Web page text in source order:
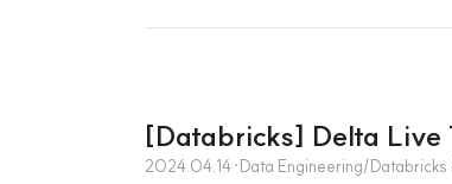
[Databricks] Delta Live
2024.04.14·Data Engineering/Databricks